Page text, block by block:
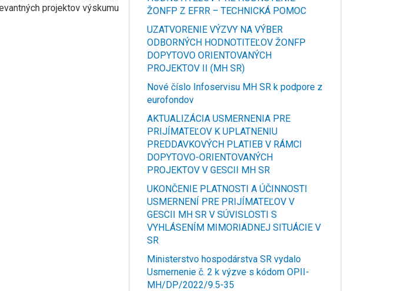
projektov výskumu
ŽONFP Z EFRR – TECHNICKÁ POMOC
UZATVORENIE VÝZVY NA VÝBER
ODBORNÝCH HODNOTITEĽOV ŽONFP
DOPYTOVO ORIENTOVANÝCH
PROJEKTOV II (MH SR)
Nové číslo Infoservisu MH SR k podpore z
eurofondov
AKTUALIZÁCIA USMERNENIA PRE
PRIJÍMATEĽOV K UPLATNENIU
PREDDAVKOVÝCH PLATIEB V RÁMCI
DOPYTOVO-ORIENTOVANÝCH
PROJEKTOV V GESCII MH SR
UKONČENIE PLATNOSTI A ÚČINNOSTI
USMERNENÍ PRE PRIJÍMATEĽOV V
GESCII MH SR V SÚVISLOSTI S
VYHLÁSENÍM MIMORIADNEJ SITUÁCIE V
SR
Ministerstvo hospodárstva SR vydalo
Usmernenie č. 2 k výzve s kódom OPII-
MH/DP/2022/9.5-35